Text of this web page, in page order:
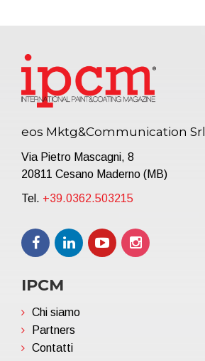
eos Mktg&Communication Srl
Via Pietro Mascagni, 8
20811 Cesano Maderno (MB)
Tel. +39.0362.503215
IPCM
Chi siamo
Partners
Contatti